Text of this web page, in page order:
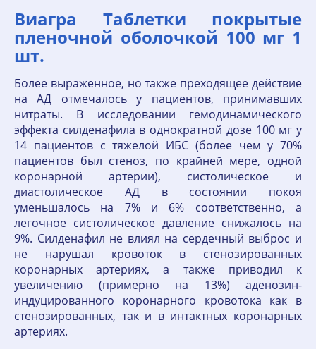
Виагра Таблетки покрытые
пленочной оболочкой 100 мг 1
шт.
Более выраженное, но также преходящее действие
на АД отмечалось у пациентов, принимавших
нитраты. В исследовании гемодинамического
эффекта силденафила в однократной дозе 100 мг у
14 пациентов с тяжелой ИБС (более чем у 70%
пациентов был стеноз, по крайней мере, одной
коронарной артерии), систолическое и
диастолическое АД в состоянии покоя
уменьшалось на 7% и 6% соответственно, а
легочное систолическое давление снижалось на
9%. Силденафил не влиял на сердечный выброс и
не нарушал кровоток в стенозированных
коронарных артериях, а также приводил к
увеличению (примерно на 13%) аденозин-
индуцированного коронарного кровотока как в
стенозированных, так и в интактных коронарных
артериях.